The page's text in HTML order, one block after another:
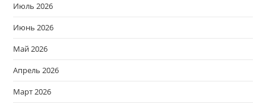
Июль 2026
Июнь 2026
Май 2026
Апрель 2026
Март 2026